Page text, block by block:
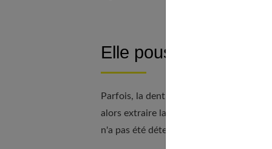
Elle pousse à
Parfois, la dent lactéale ne tombe pas
alors extraire la dent de lait et
n'a pas été détecté suffisamment tôt, il